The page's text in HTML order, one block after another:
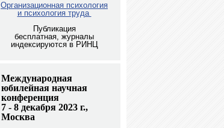
Организационная психология
и психология труда
Публикация
бесплатная, журналы
индексируются в РИНЦ
Международная
юбилейная научная
конференция
7 - 8 декабря 2023 г.,
Москва